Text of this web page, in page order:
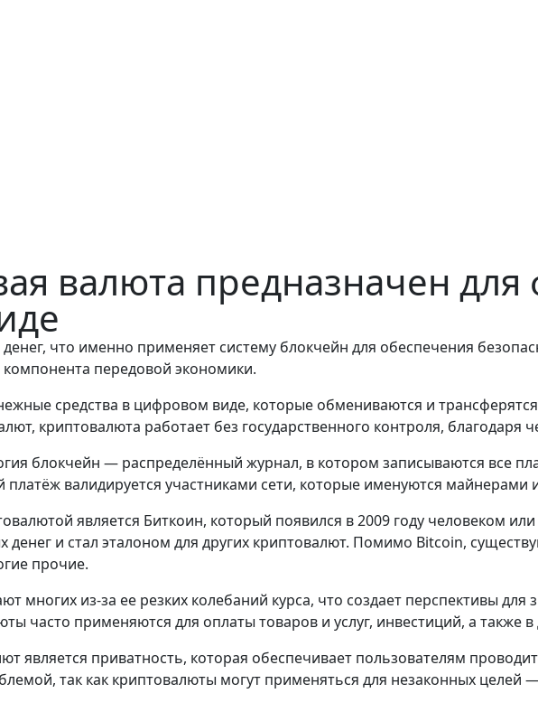
валюта предназначен
что именно применяет систему блокчейн для обеспечения
передовой экономики.
средства в цифровом виде, которые обмениваются и
криптовалюта работает без государственного контроля, благодаря
блокчейн — распределённый журнал, в котором записываются все
валидируется участниками сети, которые именуются майнерами
является Биткоин, который появился в 2009 году человеком
денег и стал эталоном для других криптовалют. Помимо Bitcoin,
прочие.
многих из-за ее резких колебаний курса, что создает перспективы
часто применяются для оплаты товаров и услуг, инвестиций, а также
является приватность, которая обеспечивает пользователям
так как криптовалюты могут применяться для незаконных